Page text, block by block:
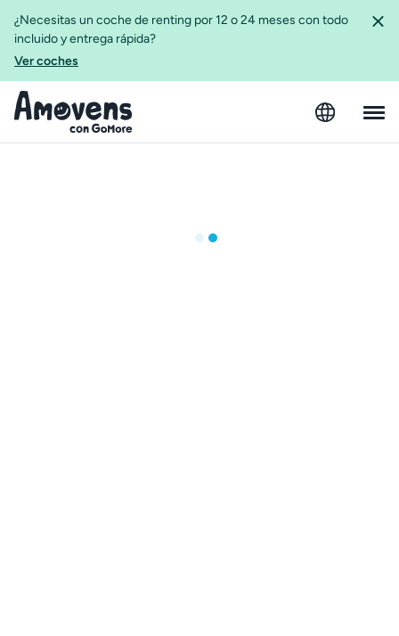
¿Necesitas un coche de renting por 12 o 24 meses con todo
incluido y entrega rápida?
Ver coches